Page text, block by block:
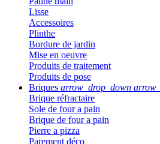
Lisse
Accessoires
Plinthe
Bordure de jardin
Mise en oeuvre
Produits de traitement
Produits de pose
Briques arrow_drop_down
Brique réfractaire
Sole de four a pain
Brique de four a pain
Pierre a pizza
Parement déco